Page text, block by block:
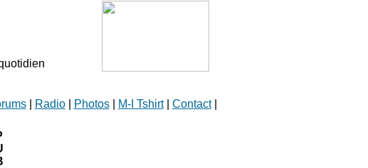
| Radio| Photos| M-I Tshirt| Contact|